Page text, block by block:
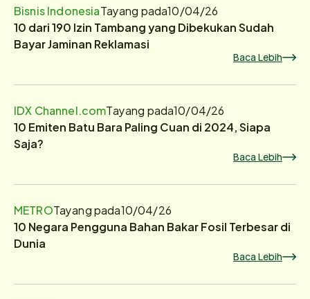
Bisnis IndonesiaTayang pada10/04/26
10 dari 190 Izin Tambang yang Dibekukan Sudah
Bayar Jaminan Reklamasi
Baca Lebih
IDX Channel.comTayang pada10/04/26
10 Emiten Batu Bara Paling Cuan di 2024, Siapa
Saja?
Baca Lebih
METROTayang pada10/04/26
10 Negara Pengguna Bahan Bakar Fosil Terbesar di
Dunia
Baca Lebih